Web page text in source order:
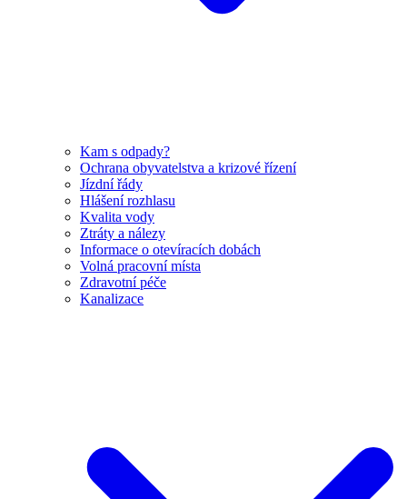
Kam s odpady?
Ochrana obyvatelstva a krizové řízení
Jízdní řády
Hlášení rozhlasu
Kvalita vody
Ztráty a nálezy
Informace o otevíracích dobách
Volná pracovní místa
Zdravotní péče
Kanalizace